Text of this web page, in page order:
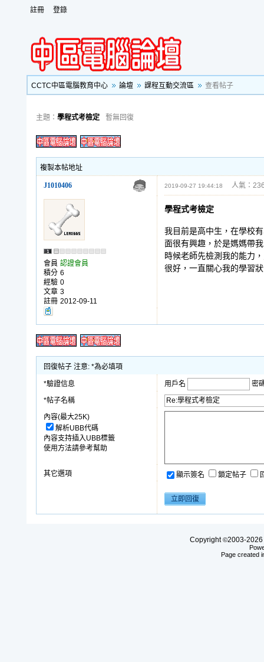
註冊 登錄
CCTC中區電腦教育中心 論壇 課程互動交流區 查看帖子
主題： 學程式考檢定 暫無回復
複製本帖地址
J1010406 2019-09-27 19:44:18 人氣：
會員 認證會員
積分 6
經驗 0
文章 3
註冊 2012-09-11
學程式考檢定
我目前是高中生，在學校
面很有興趣，於是媽媽帶
時候老師先檢測我的能力
很好，一直關心我的學習
回復帖子 注意: *為必填項
*驗證信息 用戶名
密
*帖子名稱
內容(最大25K)
解析UBB代碼
內容支持插入UBB標籤
使用方法請參考幫助
其它選項 顯示簽名 鎖定帖子
Copyright©2003-2026
Page created